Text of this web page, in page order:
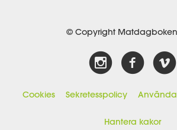
© Copyright
Cookies Sekretesspolicy
Hantera kakor